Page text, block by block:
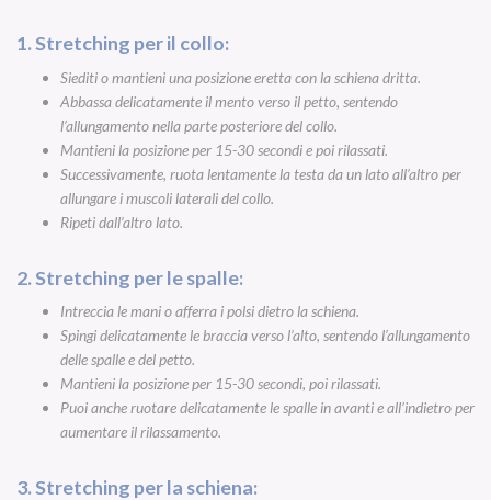
1. Stretching per il collo:
Siediti o mantieni una posizione eretta con la schiena dritta.
Abbassa delicatamente il mento verso il petto, sentendo
l’allungamento nella parte posteriore del collo.
Mantieni la posizione per 15-30 secondi e poi rilassati.
Successivamente, ruota lentamente la testa da un lato all’altro per
allungare i muscoli laterali del collo.
Ripeti dall’altro lato.
2. Stretching per le spalle:
Intreccia le mani o afferra i polsi dietro la schiena.
Spingi delicatamente le braccia verso l’alto, sentendo l’allungamento
delle spalle e del petto.
Mantieni la posizione per 15-30 secondi, poi rilassati.
Puoi anche ruotare delicatamente le spalle in avanti e all’indietro per
aumentare il rilassamento.
3. Stretching per la schiena: